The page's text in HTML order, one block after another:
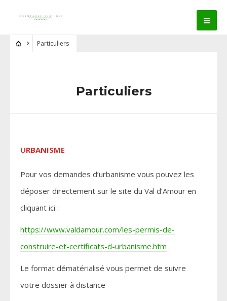
Particuliers
Particuliers
URBANISME
Pour vos demandes d’urbanisme vous pouvez les
déposer directement sur le site du Val d’Amour en
cliquant ici :
https://www.valdamour.com/les-permis-de-
construire-et-certificats-d-urbanisme.htm
Le format dématérialisé vous permet de suivre
votre dossier à distance